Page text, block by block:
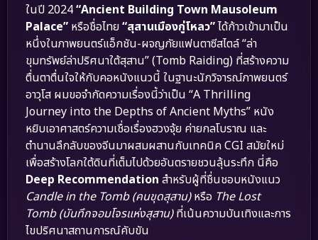
ในปี 2024“Ancient Building Town Mausoleum
Palace” หรือชื่อไทย“สุสานเมืองกู่โหลว”ได้ก้าวเข้ามาเป็น
หนึ่งในภาพยนตร์แอ็กชัน-ผจญภัยแฟนตาซีสไตล์ “ล่า
ขุมทรัพย์ล่าปริศนาใต้สุสาน” (Tomb Raiding) ที่สร้างความ
ตื่นตาตื่นใจให้กับคอหนังแนวนี้ ในฐานะนักวิจารณ์ภาพยนตร์
อาวุโส ผมขอจำกัดความเรื่องนี้ว่าเป็น “A Thrilling
Journey into the Depths of Ancient Myths” หนัง
หยิบเอาศาสตร์ความเชื่อเรื่องฮวงจุ้ย ค่ายกลโบราณ และ
ตำนานลึกลับของจีนมาผสมผสานกับเทคนิค CGI สมัยใหม่
เพื่อสร้างโลกใต้ดินที่เต็มไปด้วยอันตรายชวนลุ้นระทึก นี่คือ
Deep Recommendation สำหรับผู้ที่ชื่นชอบหนังแนว
Candle in the Tomb (คนขุดสุสาน)หรือ The Lost
Tomb (บันทึกจอมโจรแห่งสุสาน)ที่เน้นความบันเทิงและการ
ไขปริศนาสถานการณ์คับขัน